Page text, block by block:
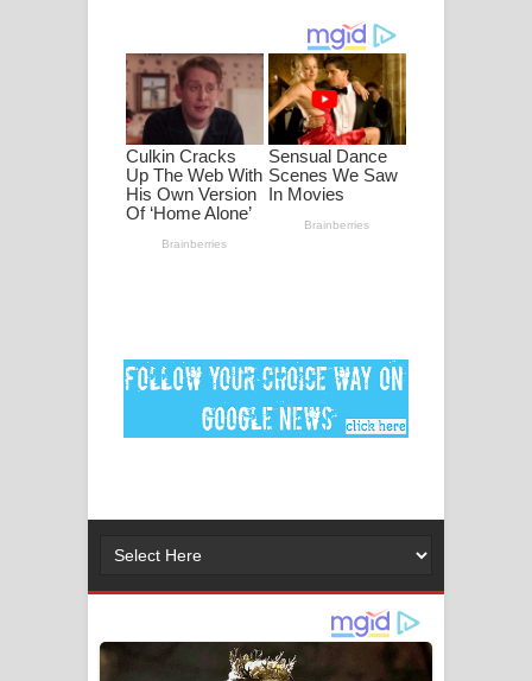
ගීතයේ පද පෙළ
Ankeliya Song Lyrics - අංකෙළිය ගීතයේ
පද පෙළ
DEAR GOD Song Lyrics - ඩියර් ගෝඩ්
මනමාල කතා ගීතයේ පද පෙළ
Dai Dai Lyrics - Shakira, Burna Boy |
අම්මා ගීතයේ පද පෙළ
ගීතයේ පද පෙළ